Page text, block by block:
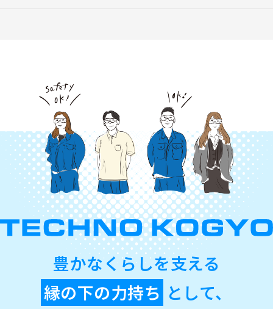
豊かなくらしを支える
縁の下の力持ち として、